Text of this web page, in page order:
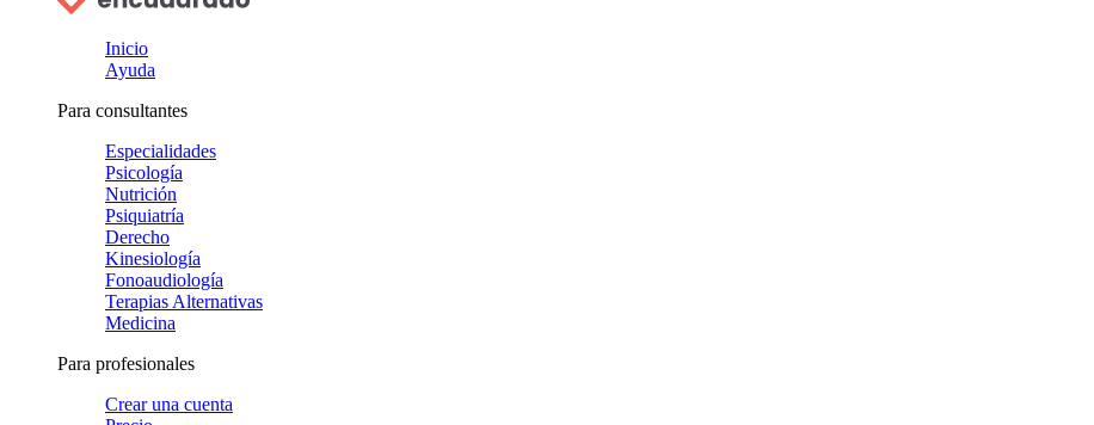
Inicio
Ayuda
Para consultantes
Especialidades
Psicología
Nutrición
Psiquiatría
Derecho
Kinesiología
Fonoaudiología
Terapias Alternativas
Medicina
Para profesionales
Crear una cuenta